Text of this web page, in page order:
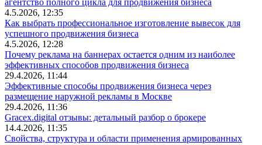
агентство полного цикла для продвижения бизнеса
4.5.2026, 12:35
Как выбрать профессиональное изготовление вывесок для
успешного продвижения бизнеса
4.5.2026, 12:28
Почему реклама на баннерах остается одним из наиболее
эффективных способов продвижения бизнеса
29.4.2026, 11:44
Эффективные способы продвижения бизнеса через
размещение наружной рекламы в Москве
29.4.2026, 11:36
Gracex.digital отзывы: детальный разбор о брокере
14.4.2026, 11:35
Свойства, структура и области применения армированных